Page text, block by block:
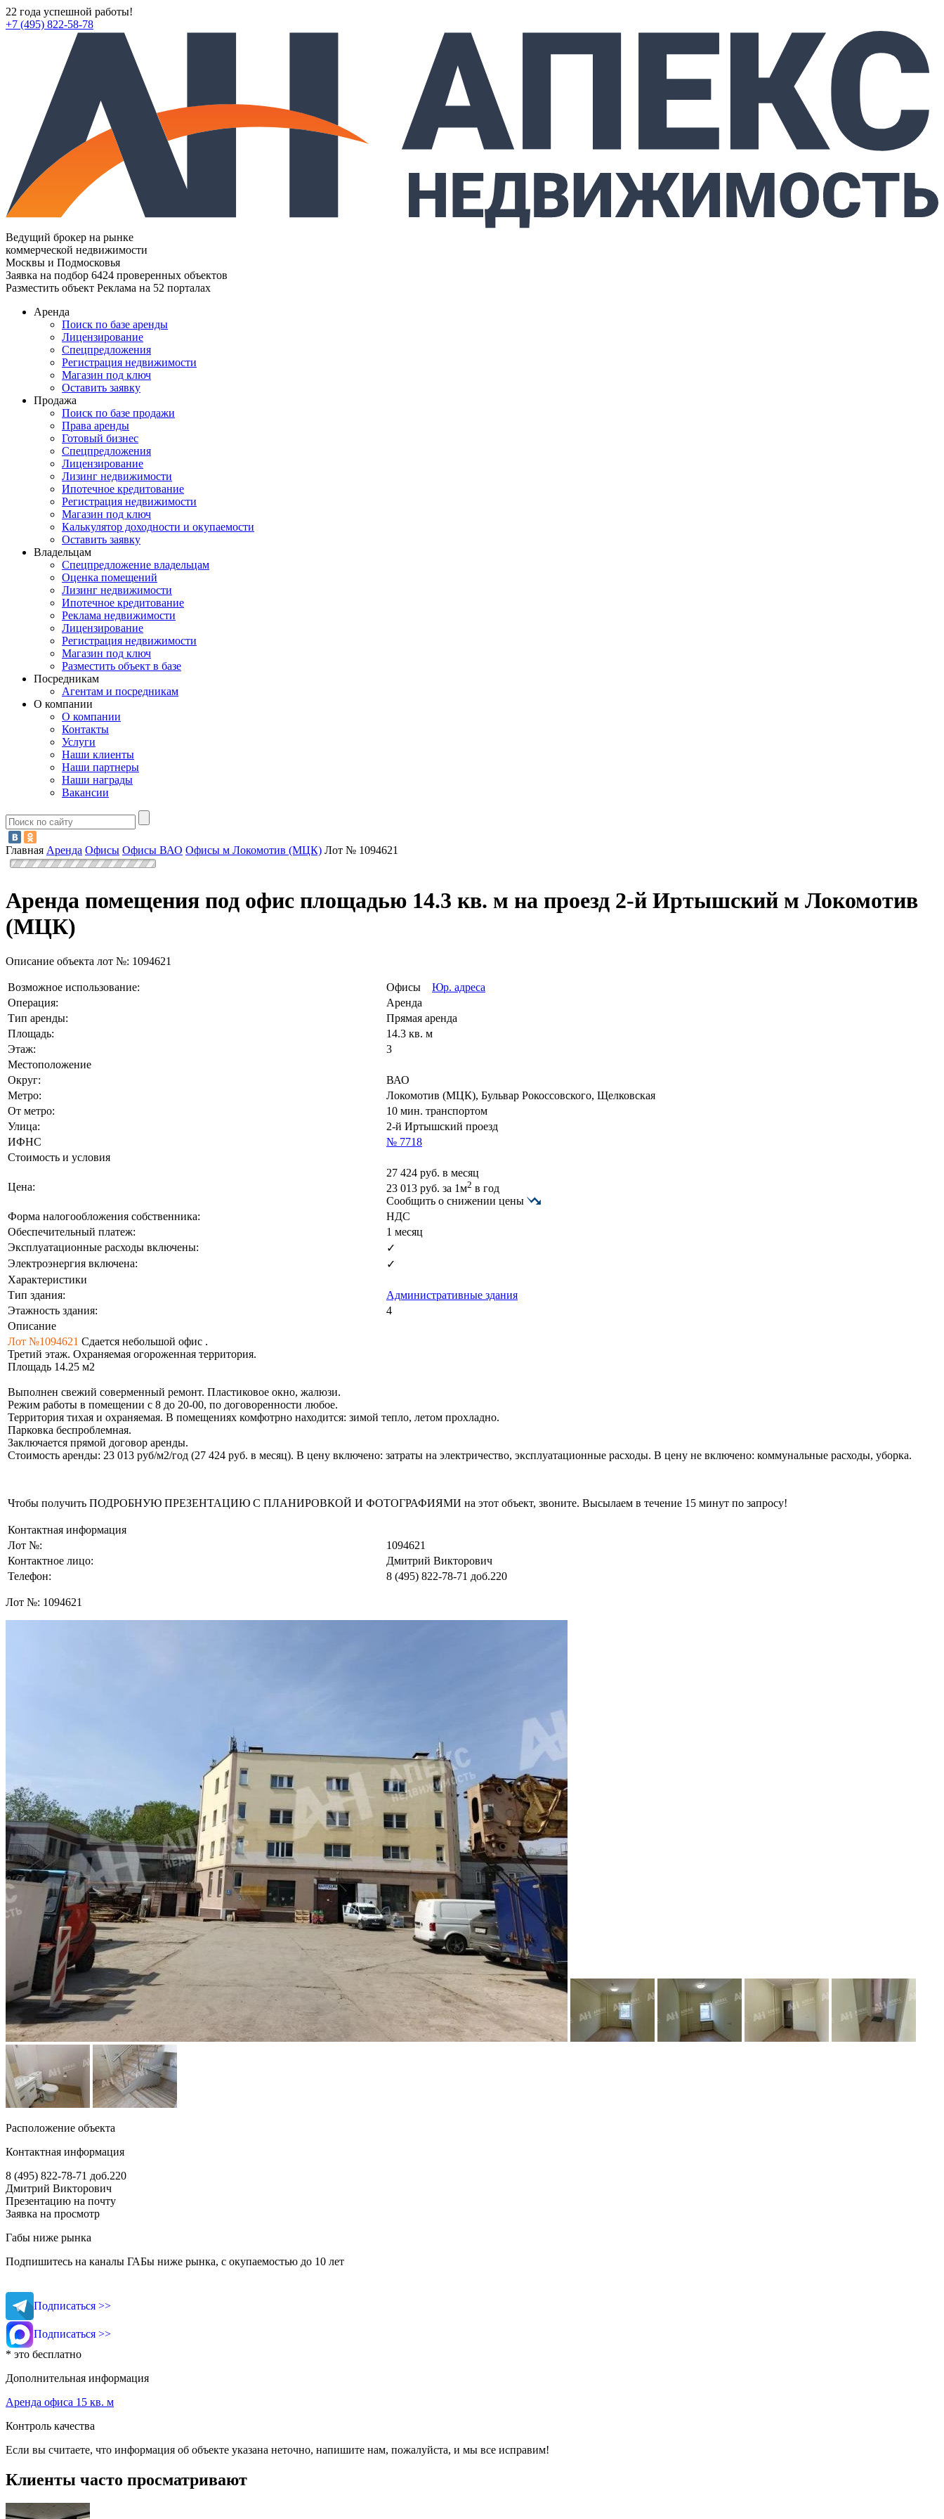
22 года успешной работы!
+7 (495) 822-58-78
Ведущий брокер на рынке
коммерческой недвижимости
Москвы и Подмосковья
Заявка на подбор 6424 проверенных объектов
Разместить объект Реклама на 52 порталах
Аренда
Поиск по базе аренды
Лицензирование
Спецпредложения
Регистрация недвижимости
Магазин под ключ
Оставить заявку
Продажа
Поиск по базе продажи
Права аренды
Готовый бизнес
Спецпредложения
Лицензирование
Лизинг недвижимости
Ипотечное кредитование
Регистрация недвижимости
Магазин под ключ
Калькулятор доходности и окупаемости
Оставить заявку
Владельцам
Спецпредложение владельцам
Оценка помещений
Лизинг недвижимости
Ипотечное кредитование
Реклама недвижимости
Лицензирование
Регистрация недвижимости
Магазин под ключ
Разместить объект в базе
Посредникам
Агентам и посредникам
О компании
О компании
Контакты
Услуги
Наши клиенты
Наши партнеры
Наши награды
Вакансии
Главная Аренда Офисы Офисы ВАО Офисы м Локомотив (МЦК) Лот № 1094621
Аренда помещения под офис площадью 14.3 кв. м на проезд 2-й Иртышский м Локомотив
(МЦК)
Описание объекта лот №: 1094621
Возможное использование: Офисы
Юр. адреса
Операция:
Аренда
Тип аренды:
Прямая аренда
Площадь:
14.3 кв. м
Этаж:
3
Местоположение
Округ:
ВАО
Метро:
Локомотив (МЦК), Бульвар Рокоссовского, Щелковская
От метро:
10 мин. транспортом
Улица:
2-й Иртышский проезд
ИФНС
№ 7718
Стоимость и условия
Цена:
27 424 руб. в месяц
23 013 руб. за 1м2 в год
Сообщить о снижении цены
Форма налогообложения собственника:
НДС
Обеспечительный платеж:
1 месяц
Эксплуатационные расходы включены:
✓
Электроэнергия включена:
✓
Характеристики
Тип здания:
Административные здания
Этажность здания:
4
Описание
Лот №1094621 Сдается небольшой офис .
Третий этаж. Охраняемая огороженная территория.
Площадь 14.25 м2
Выполнен свежий соверменный ремонт. Пластиковое окно, жалюзи.
Режим работы в помещении с 8 до 20-00, по договоренности любое.
Территория тихая и охраняемая. В помещениях комфотрно находится: зимой тепло, летом прохладно.
Парковка беспроблемная.
Заключается прямой договор аренды.
Стоимость аренды: 23 013 руб/м2/год (27 424 руб. в месяц). В цену включено: затраты на электричество, эксплуатационные расходы. В цену не включено: коммунальные расходы, уборка.
Чтобы получить ПОДРОБНУЮ ПРЕЗЕНТАЦИЮ С ПЛАНИРОВКОЙ И ФОТОГРАФИЯМИ на этот объект, звоните. Высылаем в течение 15 минут по запросу!
Контактная информация
Лот №:
1094621
Контактное лицо:
Дмитрий Викторович
Телефон:
8 (495) 822-78-71 доб.220
Лот №: 1094621
Расположение объекта
Контактная информация
8 (495) 822-78-71 доб.220
Дмитрий Викторович
Презентацию на почту
Заявка на просмотр
Габы ниже рынка
Подпишитесь на каналы ГАБы ниже рынка, с окупаемостью до 10 лет
Подписаться >>
Подписаться >>
* это бесплатно
Дополнительная информация
Аренда офиса 15 кв. м
Контроль качества
Если вы считаете, что информация об объекте указана неточно, напишите нам, пожалуйста, и мы все исправим!
Клиенты часто просматривают